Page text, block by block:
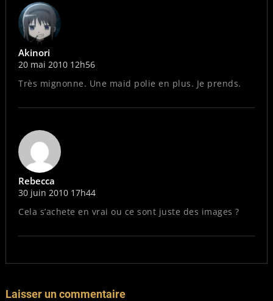
Akinori
20 mai 2010 12h56
Très mignonne. Une maid polie en plus. Je prends.
Rebecca
30 juin 2010 17h44
Cela s’achete en vrai ou ce sont juste des images ?
Laisser un commentaire